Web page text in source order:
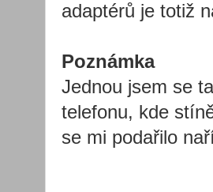
adaptérů je totiž
Poznámka
Jednou jsem se
telefonu, kde
se mi podařilo